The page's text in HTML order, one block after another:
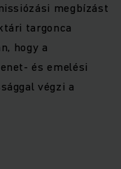
megbízást
targonca
hogy a
és emelési
végzi a